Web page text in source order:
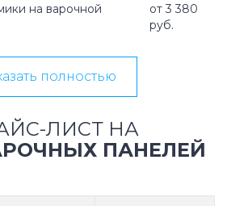
на варочной
от 3 380
руб.
полностью
ЛИСТ НА
ПАНЕЛЕЙ